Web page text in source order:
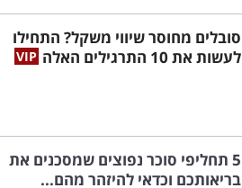
סובלים מחוסר שיווי משקל? התחילו
לעשות את 10 התרגילים האלה
5 תחליפי סוכר נפוצים שמסכנים את
בריאותכם וכדאי להיזהר מהם...